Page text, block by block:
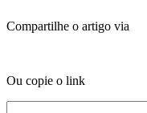
Compartilhe o artigo via
Ou copie o link